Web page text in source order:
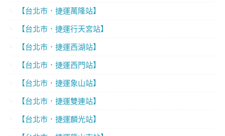
【台北市．捷運萬隆站】
【台北市．捷運行天宮站】
【台北市．捷運西湖站】
【台北市．捷運西門站】
【台北市．捷運象山站】
【台北市．捷運雙連站】
【台北市．捷運麟光站】